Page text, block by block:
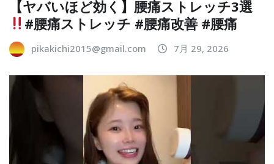
【ヤバいほど効く】腰痛ストレッチ3選
#腰痛ストレッチ #腰痛改善 #腰痛
pikakichi2015@gmail.com 7月 29, 2026